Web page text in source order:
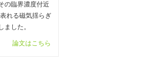
の臨界濃度付近
れる磁気揺らぎ
ました。
論文はこちら